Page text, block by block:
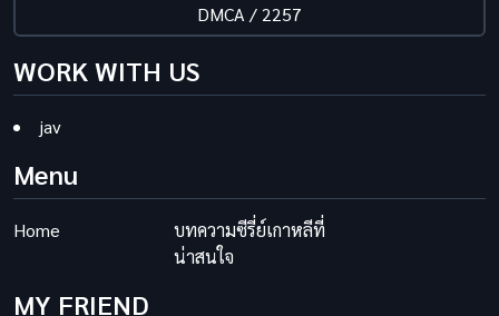
DMCA / 2257
WORK WITH US
jav
Menu
Home
บทความซีรี่ย์เกาหลีที่
น่าสนใจ
MY FRIEND